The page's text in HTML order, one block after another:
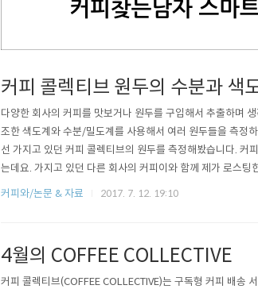
커피 콜렉티브 원두의 수분과 색
다양한 회사의 커피를 맛보거나 원두를 구입해서 추출하며
조한 색도계와 수분/밀도계를 사용해서 여러 원두들을 측정
선 가지고 있던 커피 콜렉티브의 원두를 측정해봤습니다.
는데요. 가지고 있던 다른 회사의 커피이와 함께 제가 로스팅
스 간 비교는 큰 의미가 있지는 않습니다. 측정된 수치는 절
커피와/논문 & 자료 2017. 7. 12. 19:10
4월의 COFFEE COLLECTIVE
커피 콜렉티브(COFFEE COLLECTIVE)는 구독형 커피 배송